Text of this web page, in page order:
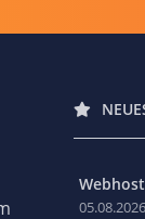
05.08.2026